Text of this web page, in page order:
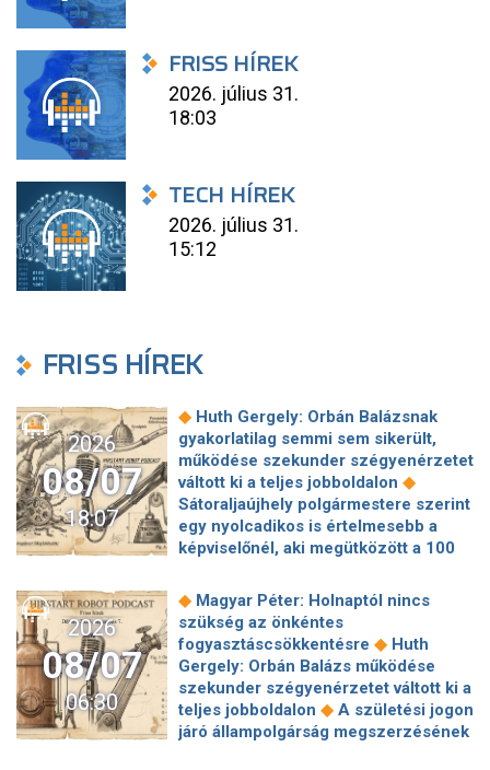
FRISS HÍREK
2026. július 31.
18:03
TECH HÍREK
2026. július 31.
15:12
FRISS HÍREK
2026
08/07
18:07
◆ Huth Gergely: Orbán Balázsnak
gyakorlatilag semmi sem sikerült,
működése szekunder szégyenérzetet
váltott ki a teljes jobboldalon ◆
Sátoraljaújhely polgármestere szerint
egy nyolcadikos is értelmesebb a
képviselőnél, aki megütközött a 100
hírszerzés szerint Putyin pár éven
belül megtámadhat egy NATO-
tagállamot
Vitézy Dávid
elmagyarázta, miért Mészárosék
cége nyerte a közbeszerzést
sínhegesztésre◆
Nagy cégek
segítségét kéri Szolnok
polgármestere a 400 kirúgott
2026
08/07
06:30
◆ Magyar Péter: Holnaptól nincs
szükség az önkéntes
fogyasztáscsökkentésre ◆ Huth
Gergely: Orbán Balázs működése
szekunder szégyenérzetet váltott ki a
teljes jobboldalon ◆ A születési jogon
járó állampolgárság megszerzésének